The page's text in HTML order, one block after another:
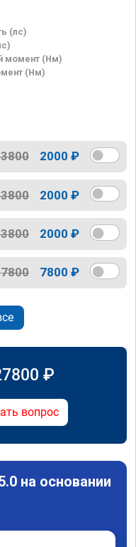
(лс)
момент (Нм)
(Нм)
2000 ₽
2000 ₽
2000 ₽
7800 ₽
₽
вопрос
на основании